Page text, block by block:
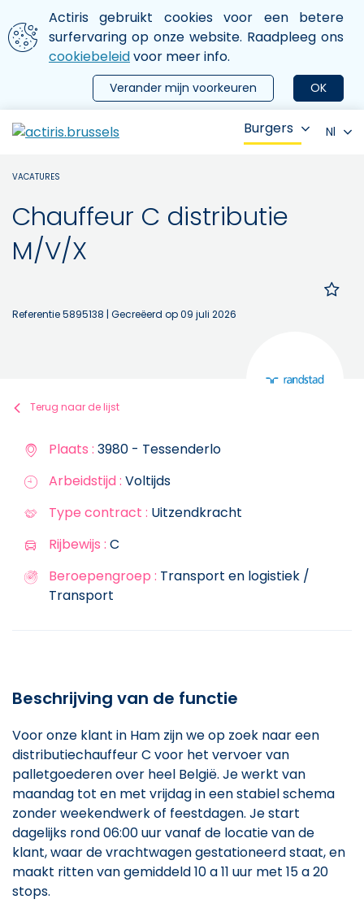
Aller au contenu principal
We gebruiken cookies
Actiris gebruikt cookies voor een betere
surfervaring op onze website. Raadpleeg ons
cookiebeleidvoor meer info.
OK
Verander mijn voorkeuren
le menu
Burgers Nl
VACATURES
Chauffeur C distributie
M/V/X
Referentie 5895138 | Gecreëerd op 09 juli 2026
Terug naar de lijst
Plaats : 3980 - Tessenderlo
Arbeidstijd : Voltijds
Type contract : Uitzendkracht
Rijbewijs : C
Beroepengroep : Transport en logistiek /
Transport
Beschrijving van de functie
Voor onze klant in Ham zijn we op zoek naar een
distributiechauffeur C voor het vervoer van
palletgoederen over heel België. Je werkt van
maandag tot en met vrijdag in een stabiel schema
zonder weekendwerk of feestdagen. Je start
dagelijks rond 06:00 uur vanaf de locatie van de
klant, waar de vrachtwagen gestationeerd staat, en
maakt ritten van gemiddeld 10 a 11 uur met 15 a 20
stops.